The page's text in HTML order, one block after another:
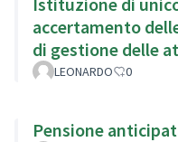
accertamento
di
LEONARDO 0
Pensione